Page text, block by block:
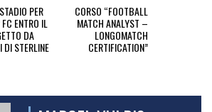
PER
ENTRO IL
DA
STERLINE
CORSO “FOOTBALL
MATCH ANALYST –
LONGOMATCH
CERTIFICATION”